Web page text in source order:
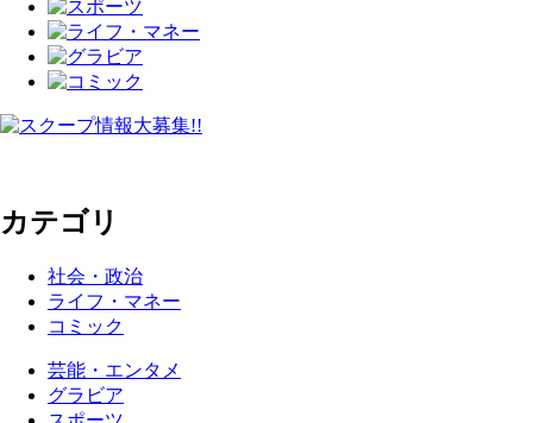
カテゴリ
社会・政治
ライフ・マネー
コミック
芸能・エンタメ
グラビア